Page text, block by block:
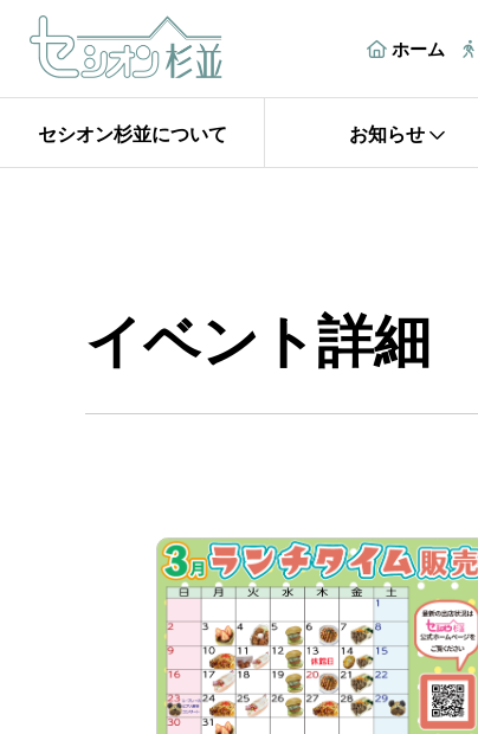
ホーム
セシオン杉並について お知らせ
イベント詳細